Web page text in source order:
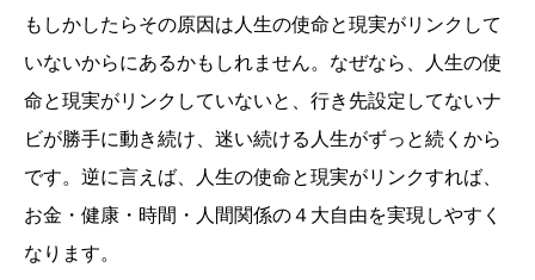
もしかしたらその原因は人生の使命と現実がリンクして
いないからにあるかもしれません。なぜなら、人生の使
命と現実がリンクしていないと、行き先設定してないナ
ビが勝手に動き続け、迷い続ける人生がずっと続くから
です。逆に言えば、人生の使命と現実がリンクすれば、
お金・健康・時間・人間関係の４大自由を実現しやすく
なります。